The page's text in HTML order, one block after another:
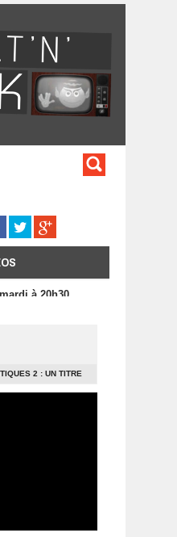
à 20h30
2 : UN TITRE